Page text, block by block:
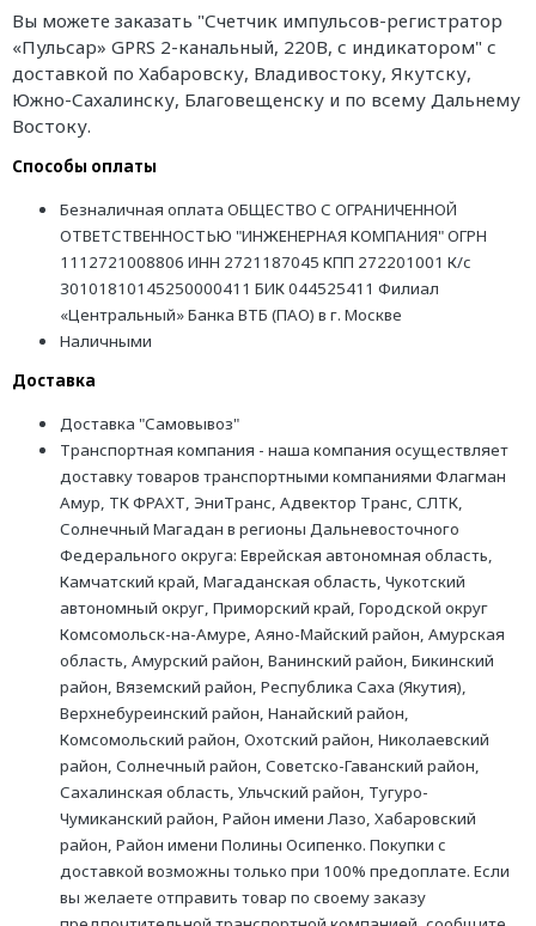
Вы можете заказать "Счетчик импульсов-регистратор
«Пульсар» GPRS 2-канальный, 220В, с индикатором" с
доставкой по Хабаровску, Владивостоку, Якутску,
Южно-Сахалинску, Благовещенску и по всему Дальнему
Востоку.
Способы оплаты
Безналичная оплата ОБЩЕСТВО С ОГРАНИЧЕННОЙ
ОТВЕТСТВЕННОСТЬЮ "ИНЖЕНЕРНАЯ КОМПАНИЯ" ОГРН
1112721008806 ИНН 2721187045 КПП 272201001 К/с
30101810145250000411 БИК 044525411 Филиал
«Центральный» Банка ВТБ (ПАО) в г. Москве
Наличными
Доставка
Доставка "Самовывоз"
Транспортная компания - наша компания осуществляет
доставку товаров транспортными компаниями Флагман
Амур, ТК ФРАХТ, ЭниТранс, Адвектор Транс, СЛТК,
Солнечный Магадан в регионы Дальневосточного
Федерального округа: Еврейская автономная область,
Камчатский край, Магаданская область, Чукотский
автономный округ, Приморский край, Городской округ
Комсомольск-на-Амуре, Аяно-Майский район, Амурская
область, Амурский район, Ванинский район, Бикинский
район, Вяземский район, Республика Саха (Якутия),
Верхнебуреинский район, Нанайский район,
Комсомольский район, Охотский район, Николаевский
район, Солнечный район, Советско-Гаванский район,
Сахалинская область, Ульчский район, Тугуро-
Чумиканский район, Район имени Лазо, Хабаровский
район, Район имени Полины Осипенко. Покупки с
доставкой возможны только при 100% предоплате. Если
вы желаете отправить товар по своему заказу